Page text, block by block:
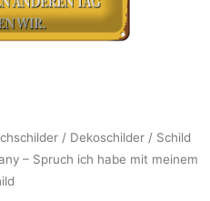
/ Dekoschilder / Schild
– Spruch ich habe mit meinem